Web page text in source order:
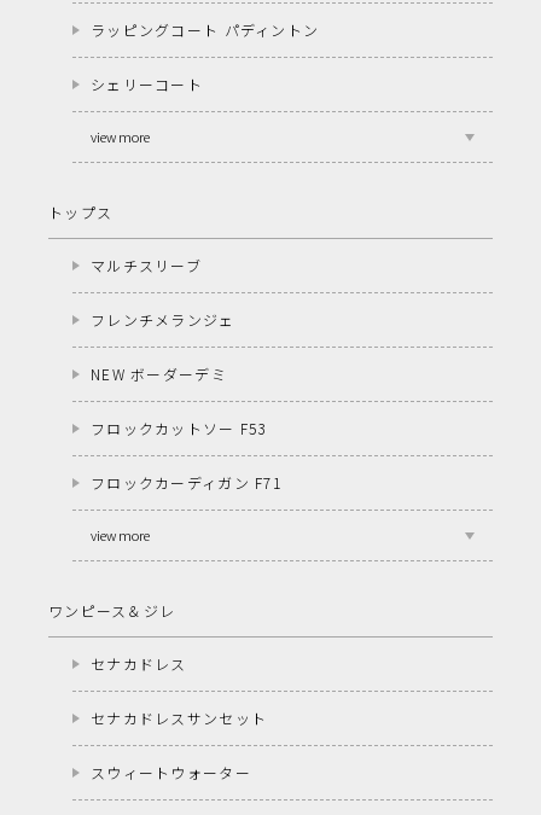
ラッピングコート パディントン
シェリーコート
view more
トップス
マルチスリーブ
フレンチメランジェ
NEW ボーダーデミ
フロックカットソー F53
フロックカーディガン F71
view more
ワンピース＆ジレ
セナカドレス
セナカドレスサンセット
スウィートウォーター